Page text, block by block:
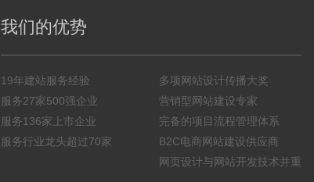
我们的优势
19年建站服务经验
服务27家500强企业
服务136家上市企业
服务行业龙头超过70家
多项网站设计传播大奖
营销型网站建设专家
完备的项目流程管理体系
B2C电商网站建设供应商
网页设计与网站开发技术并重